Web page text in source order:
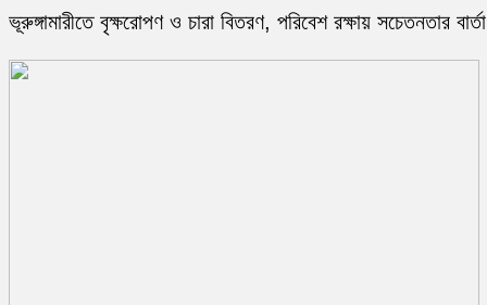
ভূরুঙ্গামারীতে বৃক্ষরোপণ ও চারা বিতরণ, পরিবেশ রক্ষায় সচেতনতার বার্তা